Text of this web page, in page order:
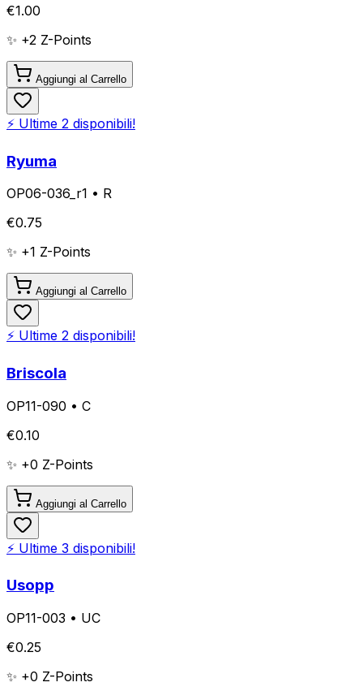
€1.00
✨ +2 Z-Points
Aggiungi al Carrello
⚡ Ultime 2 disponibili!
Ryuma
OP06-036_r1 • R
€0.75
✨ +1 Z-Points
Aggiungi al Carrello
⚡ Ultime 2 disponibili!
Briscola
OP11-090 • C
€0.10
✨ +0 Z-Points
Aggiungi al Carrello
⚡ Ultime 3 disponibili!
Usopp
OP11-003 • UC
€0.25
✨ +0 Z-Points